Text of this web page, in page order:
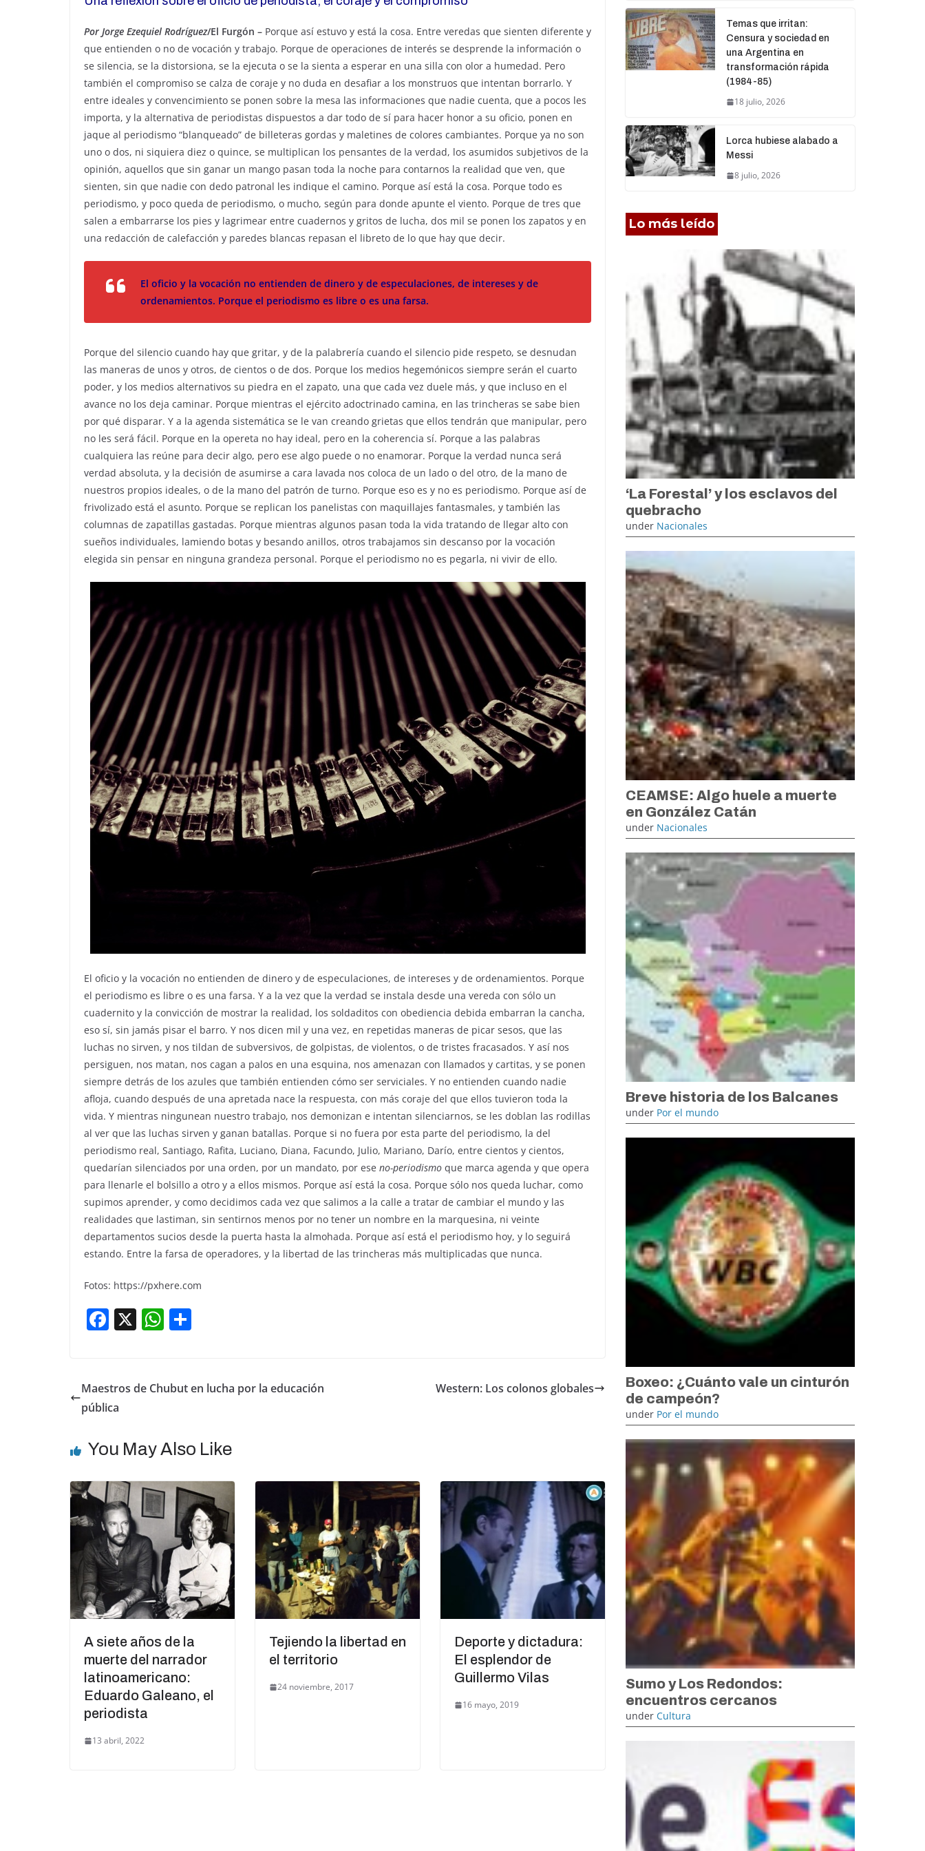
c
e
b
o
o
k
at
s
A
p
p
ar
e
Por Jorge Ezequiel Rodríguez/El Furgón – Porque así estuvo y está la cosa. Entre veredas que sienten diferente y
que entienden o no de vocación y trabajo. Porque de operaciones de interés se desprende la información o
se silencia, se la distorsiona, se la ejecuta o se la sienta a esperar en una silla con olor a humedad. Pero
también el compromiso se calza de coraje y no duda en desafiar a los monstruos que intentan borrarlo. Y
entre ideales y convencimiento se ponen sobre la mesa las informaciones que nadie cuenta, que a pocos les
importa, y la alternativa de periodistas dispuestos a dar todo de sí para hacer honor a su oficio, ponen en
jaque al periodismo “blanqueado” de billeteras gordas y maletines de colores cambiantes. Porque ya no son
uno o dos, ni siquiera diez o quince, se multiplican los pensantes de la verdad, los asumidos subjetivos de la
opinión, aquellos que sin ganar un mango pasan toda la noche para contarnos la realidad que ven, que
sienten, sin que nadie con dedo patronal les indique el camino. Porque así está la cosa. Porque todo es
periodismo, y poco queda de periodismo, o mucho, según para donde apunte el viento. Porque de tres que
salen a embarrarse los pies y lagrimear entre cuadernos y gritos de lucha, dos mil se ponen los zapatos y en
una redacción de calefacción y paredes blancas repasan el libreto de lo que hay que decir.
El oficio y la vocación no entienden de dinero y de especulaciones, de intereses y de
ordenamientos. Porque el periodismo es libre o es una farsa.
Porque del silencio cuando hay que gritar, y de la palabrería cuando el silencio pide respeto, se desnudan
las maneras de unos y otros, de cientos o de dos. Porque los medios hegemónicos siempre serán el cuarto
poder, y los medios alternativos su piedra en el zapato, una que cada vez duele más, y que incluso en el
avance no los deja caminar. Porque mientras el ejército adoctrinado camina, en las trincheras se sabe bien
por qué disparar. Y a la agenda sistemática se le van creando grietas que ellos tendrán que manipular, pero
no les será fácil. Porque en la opereta no hay ideal, pero en la coherencia sí. Porque a las palabras
cualquiera las reúne para decir algo, pero ese algo puede o no enamorar. Porque la verdad nunca será
verdad absoluta, y la decisión de asumirse a cara lavada nos coloca de un lado o del otro, de la mano de
nuestros propios ideales, o de la mano del patrón de turno. Porque eso es y no es periodismo. Porque así de
frivolizado está el asunto. Porque se replican los panelistas con maquillajes fantasmales, y también las
columnas de zapatillas gastadas. Porque mientras algunos pasan toda la vida tratando de llegar alto con
sueños individuales, lamiendo botas y besando anillos, otros trabajamos sin descanso por la vocación
elegida sin pensar en ninguna grandeza personal. Porque el periodismo no es pegarla, ni vivir de ello.
El oficio y la vocación no entienden de dinero y de especulaciones, de intereses y de ordenamientos. Porque
el periodismo es libre o es una farsa. Y a la vez que la verdad se instala desde una vereda con sólo un
cuadernito y la convicción de mostrar la realidad, los soldaditos con obediencia debida embarran la cancha,
eso sí, sin jamás pisar el barro. Y nos dicen mil y una vez, en repetidas maneras de picar sesos, que las
luchas no sirven, y nos tildan de subversivos, de golpistas, de violentos, o de tristes fracasados. Y así nos
persiguen, nos matan, nos cagan a palos en una esquina, nos amenazan con llamados y cartitas, y se ponen
siempre detrás de los azules que también entienden cómo ser serviciales. Y no entienden cuando nadie
afloja, cuando después de una apretada nace la respuesta, con más coraje del que ellos tuvieron toda la
vida. Y mientras ningunean nuestro trabajo, nos demonizan e intentan silenciarnos, se les doblan las rodillas
al ver que las luchas sirven y ganan batallas. Porque si no fuera por esta parte del periodismo, la del
periodismo real, Santiago, Rafita, Luciano, Diana, Facundo, Julio, Mariano, Darío, entre cientos y cientos,
quedarían silenciados por una orden, por un mandato, por ese no-periodismo que marca agenda y que opera
para llenarle el bolsillo a otro y a ellos mismos. Porque así está la cosa. Porque sólo nos queda luchar, como
supimos aprender, y como decidimos cada vez que salimos a la calle a tratar de cambiar el mundo y las
realidades que lastiman, sin sentirnos menos por no tener un nombre en la marquesina, ni veinte
departamentos sucios desde la puerta hasta la almohada. Porque así está el periodismo hoy, y lo seguirá
estando. Entre la farsa de operadores, y la libertad de las trincheras más multiplicadas que nunca.
Fotos: https://pxhere.com
F
e
b
o
k
X W
s
p
e
Maestros de Chubut en lucha por la educación
pública
Western: Los colonos globales
You May Also Like
A siete años de la
muerte del narrador
latinoamericano:
Eduardo Galeano, el
periodista
13 abril, 2022
Tejiendo la libertad en
el territorio
24 noviembre, 2017
Deporte y dictadura:
El esplendor de
Guillermo Vilas
16 mayo, 2019
Temas que irritan:
Censura y sociedad en
una Argentina en
transformación rápida
(1984-85)
18 julio, 2026
Lorca hubiese alabado a
Messi
8 julio, 2026
Lo más leído
‘La Forestal’ y los esclavos del
quebracho
under Nacionales
CEAMSE: Algo huele a muerte
en González Catán
under Nacionales
Breve historia de los Balcanes
under Por el mundo
Boxeo: ¿Cuánto vale un cinturón
de campeón?
under Por el mundo
Sumo y Los Redondos:
encuentros cercanos
under Cultura